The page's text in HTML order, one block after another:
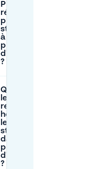
Puis-je
réserver une
place de
stationnement
à l'avance
près
d'Ulrichsplatz
?
Quelles sont
les
restrictions
horaires pour
le
stationnement
dans la rue
près
d'Ulrichsplatz
?